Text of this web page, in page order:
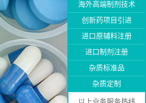
海外高端制剂技术
创新药项目引进
进口原辅料注册
进口制剂注册
杂质标准品
杂质定制